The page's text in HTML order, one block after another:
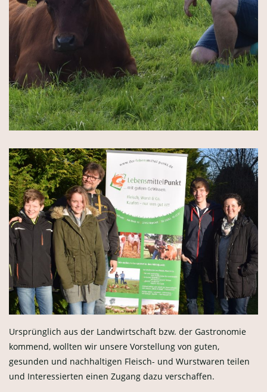
Ursprünglich aus der Landwirtschaft bzw. der Gastronomie
kommend, wollten wir unsere Vorstellung von guten,
gesunden und nachhaltigen Fleisch- und Wurstwaren teilen
und Interessierten einen Zugang dazu verschaffen.